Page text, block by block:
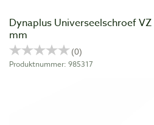
Dynaplus Universeelschroef
mm
Produktnummer: 985317